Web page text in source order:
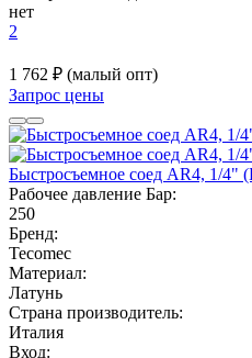
нет
2
1 762 ₽ (малый опт)
Запрос цены
Быстросъемное соед AR4, 1/4"
Рабочее давление Бар:
250
Бренд:
Tecomec
Материал:
Латунь
Страна производитель:
Италия
Вход: